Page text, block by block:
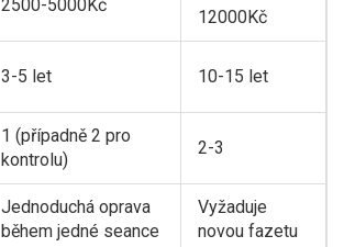
2500-5000Kč
12000Kč
3-5 let 10-15 let
1 (případně 2 pro
kontrolu)
2-3
Jednoduchá oprava
během jedné seance
Vyžaduje
novou fazetu